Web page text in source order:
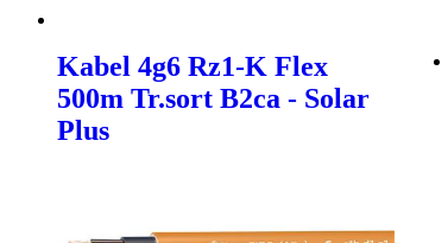
Kabel 4g6 Rz1-K Flex
500m Tr.sort B2ca - Solar
Plus